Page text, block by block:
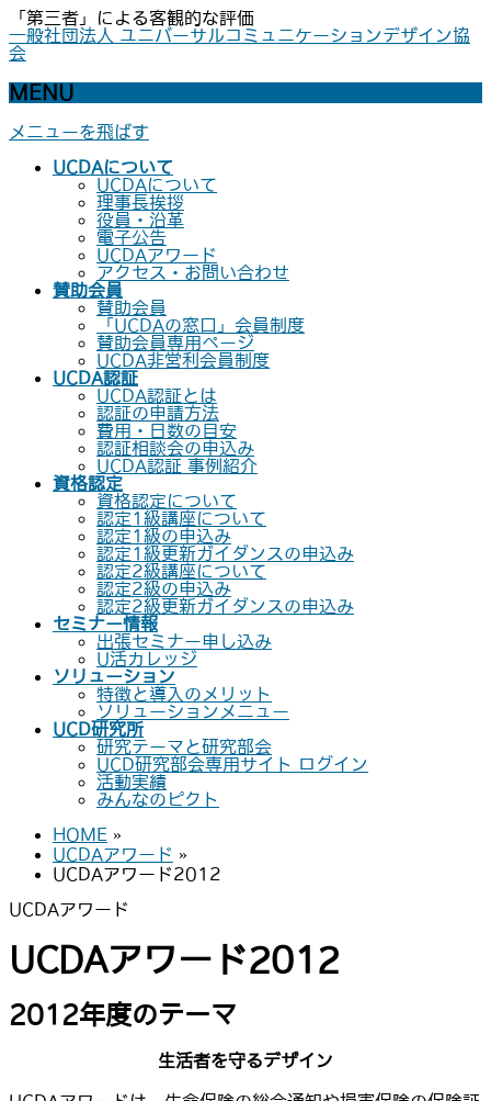
「第三者」による客観的な評価
一般社団法人 ユニバーサルコミュニケーションデザイン協
会
MENU
メニューを飛ばす
UCDAについて
UCDAについて
理事長挨拶
役員・沿革
電子公告
UCDAアワード
アクセス・お問い合わせ
賛助会員
賛助会員
「UCDAの窓口」会員制度
賛助会員専用ページ
UCDA非営利会員制度
UCDA認証
UCDA認証とは
認証の申請方法
費用・日数の目安
認証相談会の申込み
UCDA認証 事例紹介
資格認定
資格認定について
認定1級講座について
認定1級の申込み
認定1級更新ガイダンスの申込み
認定2級講座について
認定2級の申込み
認定2級更新ガイダンスの申込み
セミナー情報
出張セミナー申し込み
U活カレッジ
ソリューション
特徴と導入のメリット
ソリューションメニュー
UCD研究所
研究テーマと研究部会
UCD研究部会専用サイト ログイン
活動実績
みんなのピクト
HOME »
UCDAアワード »
UCDAアワード2012
UCDAアワード
UCDAアワード2012
2012年度のテーマ
生活者を守るデザイン